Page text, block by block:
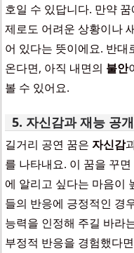
호일 수 있답니다. 만약
제로도 어려운 상황이나
어 있다는 뜻이에요. 반
온다면, 아직 내면의 불안
볼 수 있어요.
5. 자신감과 재능 공
길거리 공연 꿈은 자신감
를 나타내요. 이 꿈을 꾸
에 알리고 싶다는 마음이
들의 반응에 긍정적인 경
능력을 인정해 주길 바라
부정적 반응을 경험했다